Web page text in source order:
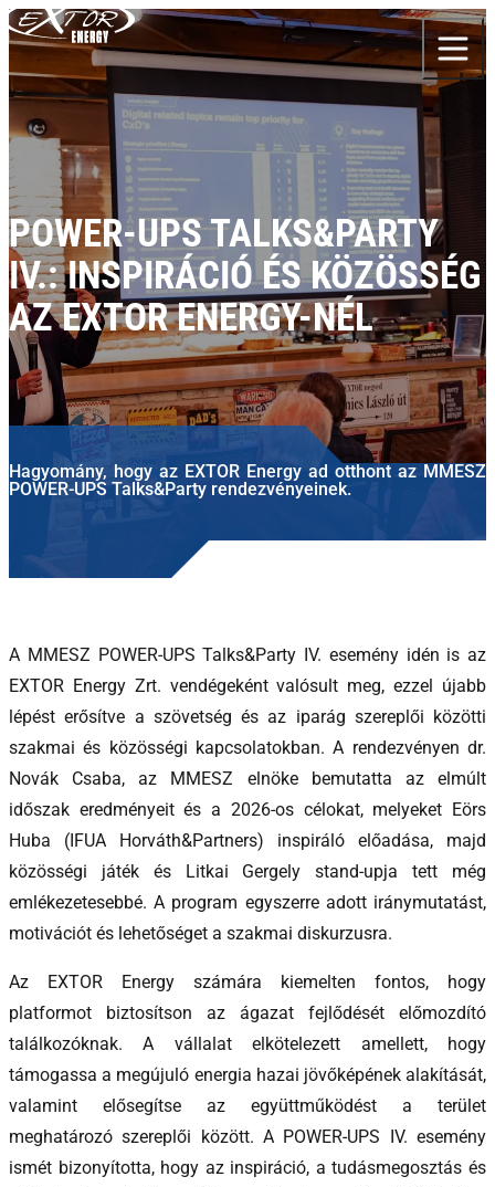
Skip to content
POWER-UPS TALKS&PARTY
IV.: INSPIRÁCIÓ ÉS KÖZÖSSÉG
AZ EXTOR ENERGY-NÉL
Hagyomány, hogy az EXTOR Energy ad otthont az MMESZ
POWER-UPS Talks&Party rendezvényeinek.
A MMESZ POWER-UPS Talks&Party IV. esemény idén is az
EXTOR Energy Zrt. vendégeként valósult meg, ezzel újabb
lépést erősítve a szövetség és az iparág szereplői közötti
szakmai és közösségi kapcsolatokban. A rendezvényen dr.
Novák Csaba, az MMESZ elnöke bemutatta az elmúlt
időszak eredményeit és a 2026-os célokat, melyeket Eörs
Huba (IFUA Horváth&Partners) inspiráló előadása, majd
közösségi játék és Litkai Gergely stand-upja tett még
emlékezetesebbé. A program egyszerre adott iránymutatást,
motivációt és lehetőséget a szakmai diskurzusra.
Az EXTOR Energy számára kiemelten fontos, hogy
platformot biztosítson az ágazat fejlődését előmozdító
találkozóknak. A vállalat elkötelezett amellett, hogy
támogassa a megújuló energia hazai jövőképének alakítását,
valamint elősegítse az együttműködést a terület
meghatározó szereplői között. A POWER-UPS IV. esemény
ismét bizonyította, hogy az inspiráció, a tudásmegosztás és